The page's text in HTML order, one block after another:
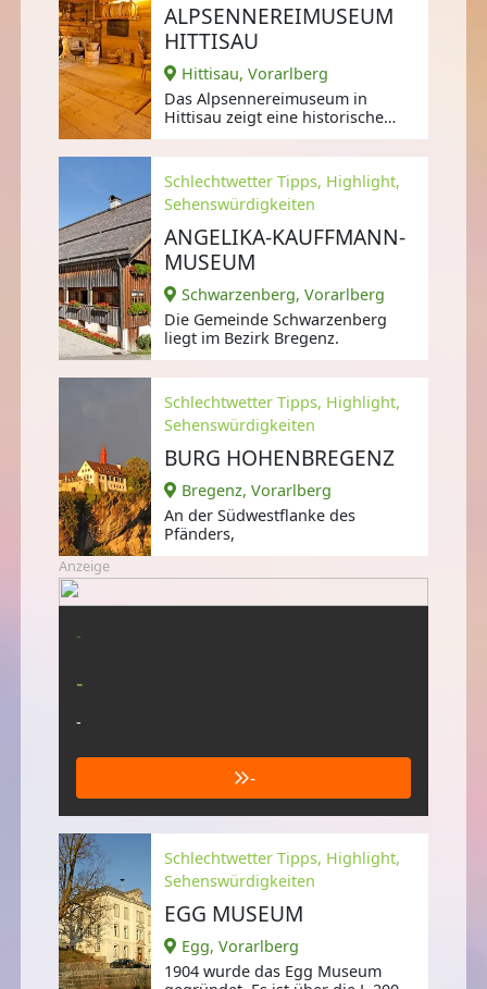
ALPSENNEREIMUSEUM
HITTISAU
Hittisau, Vorarlberg
Das Alpsennereimuseum in
Hittisau zeigt eine historische
Schlechtwetter Tipps, Highlight,
Sehenswürdigkeiten
ANGELIKA-KAUFFMANN-
MUSEUM
Schwarzenberg, Vorarlberg
Die Gemeinde Schwarzenberg
liegt im Bezirk Bregenz.
Schlechtwetter Tipps, Highlight,
Sehenswürdigkeiten
BURG HOHENBREGENZ
Bregenz, Vorarlberg
An der Südwestflanke des
Pfänders,
Anzeige
-
-
-
-
Schlechtwetter Tipps, Highlight,
Sehenswürdigkeiten
EGG MUSEUM
Egg, Vorarlberg
1904 wurde das Egg Museum